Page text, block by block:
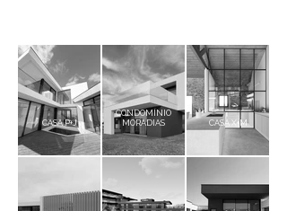
CASA P+J
CONDOMÍNIO
MORADIAS
CASA X+M